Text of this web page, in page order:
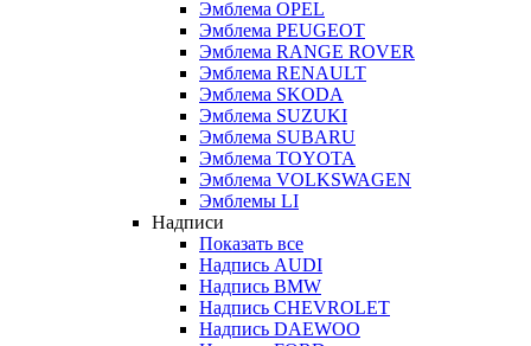
Эмблема OPEL
Эмблема PEUGEOT
Эмблема RANGE ROVER
Эмблема RENAULT
Эмблема SKODA
Эмблема SUZUKI
Эмблема SUBARU
Эмблема TOYOTA
Эмблема VOLKSWAGEN
Эмблемы LI
Надписи
Показать все
Надпись AUDI
Надпись BMW
Надпись CHEVROLET
Надпись DAEWOO